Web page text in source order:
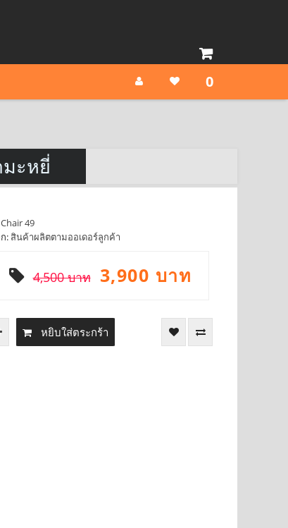
0
ะหยี่
Chair 49
: สินค้าผลิตตามออเดอร์ลูกค้า
4,500 บาท 3,900 บาท
หยิบใส่ตระกร้า